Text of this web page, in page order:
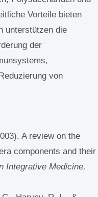
Vorteile bieten
unterstützen die
der
von
A review on the
components and their
Integrative Medicine,